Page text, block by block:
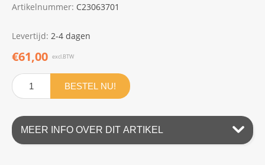
Artikelnummer: C23063701
Levertijd: 2-4 dagen
€61,00 excl.BTW
BESTEL NU!
MEER INFO OVER DIT ARTIKEL